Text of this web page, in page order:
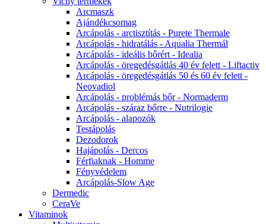
Arcmaszk
Ajándékcsomag
Arcápolás - arctisztítás - Purete Thermale
Arcápolás - hidratálás - Aqualia Thermál
Arcápolás - ideális bőrért - Idealia
Arcápolás - öregedésgátlás 40 év felett - Liftactiv
Arcápolás - öregedésgátlás 50 és 60 év felett -
Neovadiol
Arcápolás - problémás bőr - Normaderm
Arcápolás - száraz bőrre - Nutrilogie
Arcápolás - alapozók
Testápolás
Dezodorok
Hajápolás - Dercos
Férfiaknak - Homme
Fényvédelem
Arcápolás-Slow Age
Dermedic
CeraVe
Vitaminok